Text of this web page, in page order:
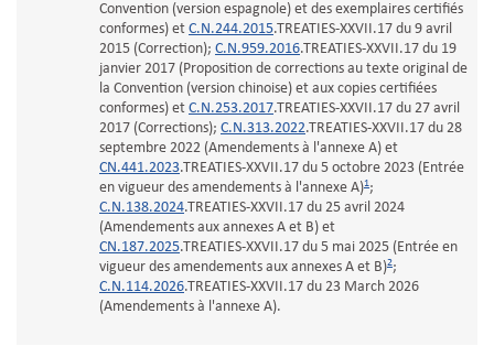
Convention (version espagnole) et des exemplaires certifiés
conformes) et C.N.244.2015.TREATIES-XXVII.17 du 9 avril
2015 (Correction); C.N.959.2016.TREATIES-XXVII.17 du 19
janvier 2017 (Proposition de corrections au texte original de
la Convention (version chinoise) et aux copies certifiées
conformes) et C.N.253.2017.TREATIES-XXVII.17 du 27 avril
2017 (Corrections); C.N.313.2022.TREATIES-XXVII.17 du 28
septembre 2022 (Amendements à l'annexe A) et
CN.441.2023.TREATIES-XXVII.17 du 5 octobre 2023 (Entrée
en vigueur des amendements à l'annexe A)1;
C.N.138.2024.TREATIES-XXVII.17 du 25 avril 2024
(Amendements aux annexes A et B) et
CN.187.2025.TREATIES-XXVII.17 du 5 mai 2025 (Entrée en
vigueur des amendements aux annexes A et B)2;
C.N.114.2026.TREATIES-XXVII.17 du 23 March 2026
(Amendements à l'annexe A).